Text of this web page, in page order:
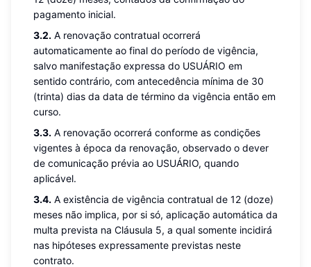
pagamento inicial.
3.2. A renovação contratual ocorrerá
automaticamente ao final do período de vigência,
salvo manifestação expressa do USUÁRIO em
sentido contrário, com antecedência mínima de 30
(trinta) dias da data de término da vigência então em
curso.
3.3. A renovação ocorrerá conforme as condições
vigentes à época da renovação, observado o dever
de comunicação prévia ao USUÁRIO, quando
aplicável.
3.4. A existência de vigência contratual de 12 (doze)
meses não implica, por si só, aplicação automática da
multa prevista na Cláusula 5, a qual somente incidirá
nas hipóteses expressamente previstas neste
contrato.